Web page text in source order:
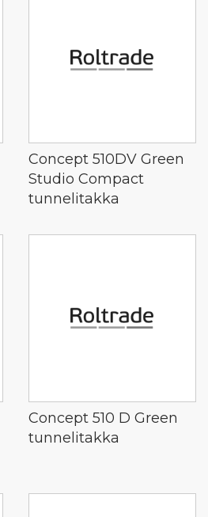
Concept 510DV Green
Studio Compact
tunnelitakka
Concept 510 D Green
tunnelitakka